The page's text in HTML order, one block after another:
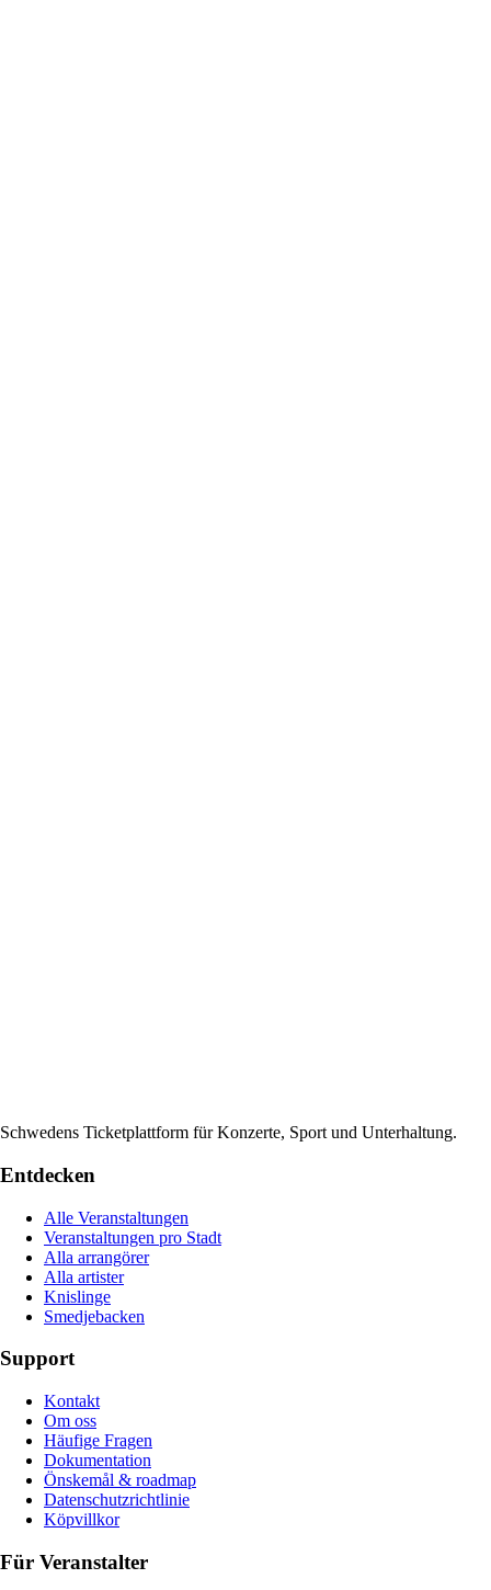
Schwedens Ticketplattform für Konzerte, Sport und Unterhaltung.
Entdecken
Alle Veranstaltungen
Veranstaltungen pro Stadt
Alla arrangörer
Alla artister
Knislinge
Smedjebacken
Support
Kontakt
Om oss
Häufige Fragen
Dokumentation
Önskemål & roadmap
Datenschutzrichtlinie
Köpvillkor
Für Veranstalter